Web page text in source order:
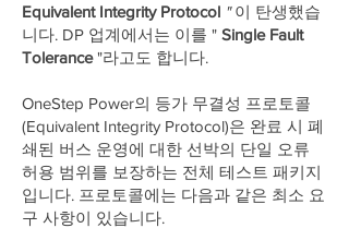
Equivalent Integrity Protocol "이 탄생했습
니다. DP 업계에서는 이를 " Single Fault
Tolerance"라고도 합니다.
OneStep Power의 등가 무결성 프로토콜
(Equivalent Integrity Protocol)은 완료 시 폐
쇄된 버스 운영에 대한 선박의 단일 오류
허용 범위를 보장하는 전체 테스트 패키지
입니다. 프로토콜에는 다음과 같은 최소 요
구 사항이 있습니다.